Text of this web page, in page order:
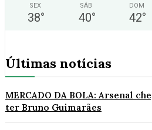
SEX
38°
SÁB
40°
DOM
42°
Últimas notícias
MERCADO DA BOLA: Arsenal
ter Bruno Guimarães